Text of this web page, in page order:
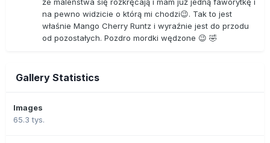
na pewno widzicie o którą mi chodzi😉. Tak to jest
właśnie Mango Cherry Runtz i wyraźnie jest do przodu
od pozostałych. Pozdro mordki wędzone 😉 🤣
Gallery Statistics
Images
65.3 tys.